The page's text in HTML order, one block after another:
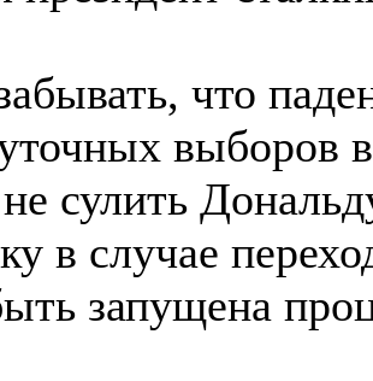
что
выборов
сулить
в случае
запущена